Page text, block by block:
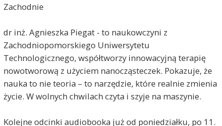
Zachodnie
dr inż. Agnieszka Piegat - to naukowczyni z
Zachodniopomorskiego Uniwersytetu
Technologicznego, współtworzy innowacyjną terapię
nowotworową z użyciem nanocząsteczek. Pokazuje, że
nauka to nie teoria – to narzędzie, które realnie zmienia
życie. W wolnych chwilach czyta i szyje na maszynie.
Kolejne odcinki audiobooka już od poniedziałku, po 11.